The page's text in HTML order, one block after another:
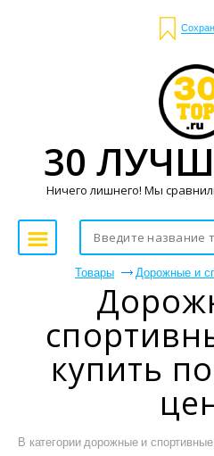
Товары Дорожные и
купить
В категории дорожные и
30
Ничего лишнего! Мы